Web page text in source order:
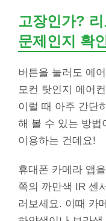
고장인가?
문제인지 확
버튼을 눌러도 에
모컨 탓인지 에어
이럴 때 아주 간단
해 볼 수 있는 방법
이용하는 건데요!
휴대폰 카메라 앱
쪽의 까만색 IR 센
러보세요. 이때 카